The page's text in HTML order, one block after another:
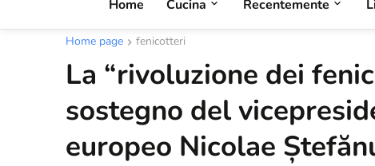
Home Cucina Recentemente
Home page fenicotteri
La “rivoluzione dei
sostegno del
europeo Nicolae